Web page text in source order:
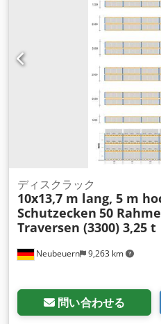
Neubeuern 9,263 km
ディスクラック
10x13,7 m lang, 5 m
Schutzecken 50
Traversen (3300) 3,25 t
問い合わせる